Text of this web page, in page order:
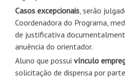
Casos excepcionais, serão
Coordenadora do Programa,
de justificativa
anuência do orientador.
Aluno que possui vínculo
solicitação de dispensa por